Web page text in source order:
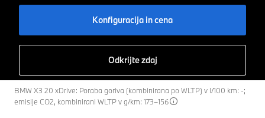
Konfiguracija in cena
Odkrijte zdaj
BMW X3 20 xDrive: Poraba goriva (kombinirana po WLTP) v l/100 km: -;
emisije CO2, kombinirani WLTP v g/km: 173–156